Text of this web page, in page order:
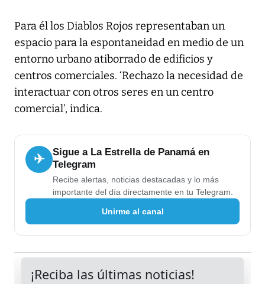
Para él los Diablos Rojos representaban un
espacio para la espontaneidad en medio de un
entorno urbano atiborrado de edificios y
centros comerciales. ‘Rechazo la necesidad de
interactuar con otros seres en un centro
comercial’, indica.
✈
Sigue a La Estrella de Panamá en
Telegram
Recibe alertas, noticias destacadas y lo más
importante del día directamente en tu Telegram.
Unirme al canal